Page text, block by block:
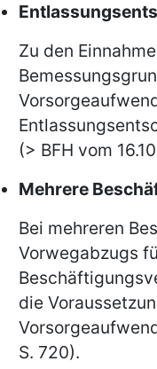
Zu den
(> BFH vom
Mehrere
Bei mehreren
Vorwegabzugs
die
S. 720).